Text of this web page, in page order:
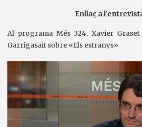
Enllaç a
Al programa Més 324, Xavier
Garrigasait sobre «Els estranys»